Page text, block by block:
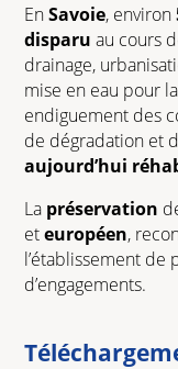
EnSavoie, environ
disparu au cours
drainage,
mise en eau pour
endiguement des
de dégradation et
aujourd’hui
La préservation
eteuropéen,
l’établissement de
d’engagements.